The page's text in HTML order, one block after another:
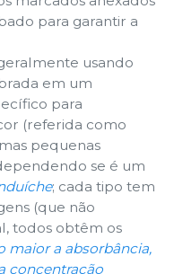
para garantir a
usando
em um
para
(referida como
pequenas
se é um
; cada tipo tem
(que não
todos obtêm os
maior a absorbância,
concentração